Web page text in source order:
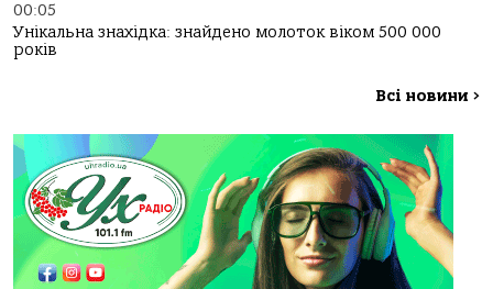
00:05
Унікальна знахідка: знайдено молоток віком 500 000
років
Всі новини >